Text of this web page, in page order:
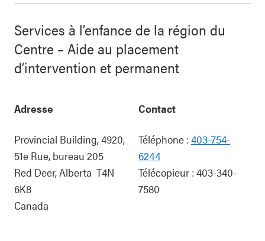
Services à l’enfance de la région du
Centre – Aide au placement
d’intervention et permanent
Adresse
Provincial Building, 4920,
51e Rue, bureau 205
Red Deer,Alberta T4N
6K8
Canada
Contact
Téléphone : 403-754-
6244
Télécopieur : 403-340-
7580